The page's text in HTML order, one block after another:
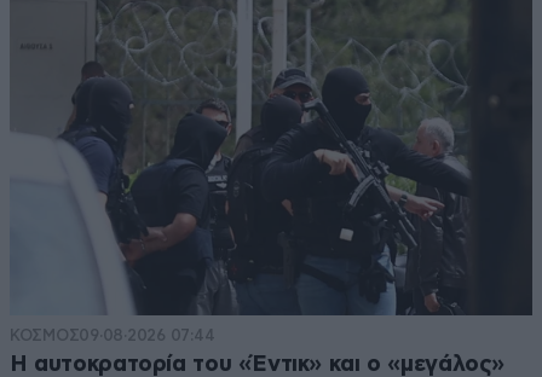
ΚΟΣΜΟΣ09·08·2026 07:44
Η αυτοκρατορία του «Έντικ» και ο «μεγάλος»